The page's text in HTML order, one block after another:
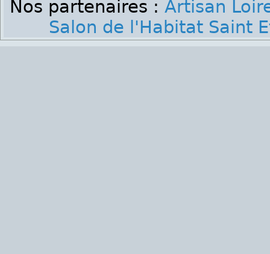
Nos partenaires : Artisan
Salon de l'Habitat Saint